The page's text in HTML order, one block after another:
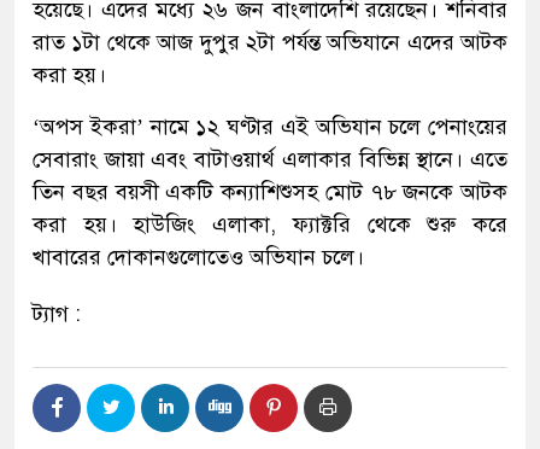
হয়েছে। এদের মধ্যে ২৬ জন বাংলাদেশি রয়েছেন। শনিবার
রাত ১টা থেকে আজ দুপুর ২টা পর্যন্ত অভিযানে এদের আটক
করা হয়।
‘অপস ইকরা’ নামে ১২ ঘণ্টার এই অভিযান চলে পেনাংয়ের
সেবারাং জায়া এবং বাটাওয়ার্থ এলাকার বিভিন্ন স্থানে। এতে
তিন বছর বয়সী একটি কন্যাশিশুসহ মোট ৭৮ জনকে আটক
করা হয়। হাউজিং এলাকা, ফ্যাক্টরি থেকে শুরু করে
খাবারের দোকানগুলোতেও অভিযান চলে।
ট্যাগ :